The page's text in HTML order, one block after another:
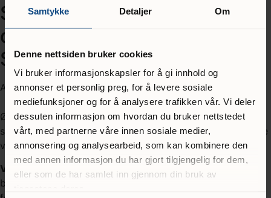
Samtykke Detaljer Om
Denne nettsiden bruker cookies
Vi bruker informasjonskapsler for å gi innhold og
annonser et personlig preg, for å levere sosiale
mediefunksjoner og for å analysere trafikken vår. Vi deler
dessuten informasjon om hvordan du bruker nettstedet
vårt, med partnerne våre innen sosiale medier,
annonsering og analysearbeid, som kan kombinere den
med annen informasjon du har gjort tilgjengelig for dem,
eller som de har samlet inn gjennom din bruk av
Stiftelsen Fyrlykta søker
dyktig fagkonsulent i region
Sør
Av Stiftelsen Fyrlykta
Ønsker du en arbeidshverdag med høy fleksibilitet,
selvstendighet og full av faglige utfordringer, da kan dette
være jobben for deg.
Vi ser etter deg som har solid erfaring fra
barnevernsarbeid, gjerne også veiledning av biologiske